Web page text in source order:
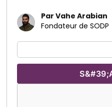
Par Vahe Arabian
Fondateur de SODP